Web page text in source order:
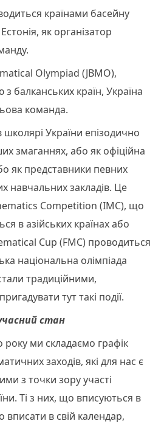
країнами басейну
як організатор
Olympiad (JBMO),
балканських країн, Україна
команда.
України епізодично
змаганнях, або як офіційна
як представники певних
навчальних закладів. Це
Competition (IMC), що
в азійських країнах або
Cup (FMC) проводиться
національна олімпіада
традиційними,
тут такі події.
стан
ми складаємо графік
заходів, які для нас є
з точки зору участі
Ті з них, що вписуються в
вписати в свій календар,